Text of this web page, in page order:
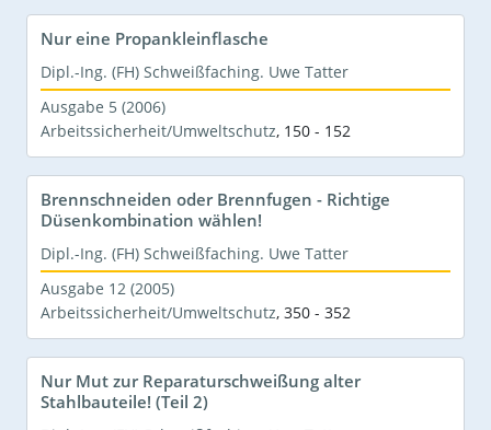
Nur eine Propankleinflasche
Dipl.-Ing. (FH) Schweißfaching. Uwe Tatter
Ausgabe 5 (2006)
Arbeitssicherheit/Umweltschutz, 150 - 152
Brennschneiden oder Brennfugen - Richtige
Düsenkombination wählen!
Dipl.-Ing. (FH) Schweißfaching. Uwe Tatter
Ausgabe 12 (2005)
Arbeitssicherheit/Umweltschutz, 350 - 352
Nur Mut zur Reparaturschweißung alter
Stahlbauteile! (Teil 2)